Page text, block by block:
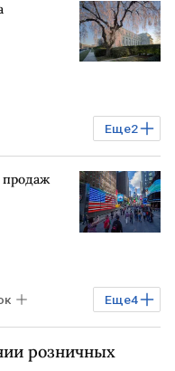
Еще2
продаж
Еще4
розничных